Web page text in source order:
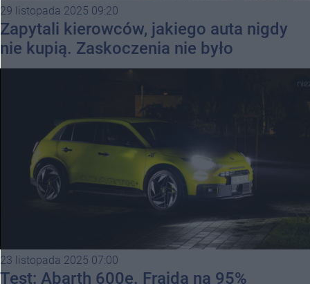
29 listopada 2025 09:20
Zapytali kierowców, jakiego auta nigdy
nie kupią. Zaskoczenia nie było
23 listopada 2025 07:00
Test: Abarth 600e. Frajda na 95%